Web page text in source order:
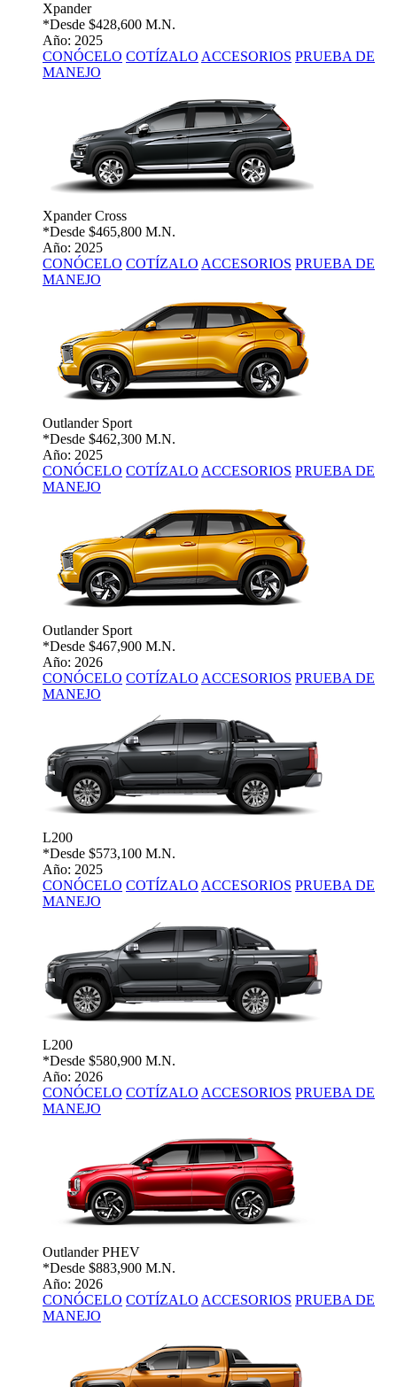
Xpander
*Desde $428,600 M.N.
Año: 2025
CONÓCELO COTÍZALO ACCESORIOS PRUEBA DE
MANEJO
Xpander Cross
*Desde $465,800 M.N.
Año: 2025
CONÓCELO COTÍZALO ACCESORIOS PRUEBA DE
MANEJO
Outlander Sport
*Desde $462,300 M.N.
Año: 2025
CONÓCELO COTÍZALO ACCESORIOS PRUEBA DE
MANEJO
Outlander Sport
*Desde $467,900 M.N.
Año: 2026
CONÓCELO COTÍZALO ACCESORIOS PRUEBA DE
MANEJO
L200
*Desde $573,100 M.N.
Año: 2025
CONÓCELO COTÍZALO ACCESORIOS PRUEBA DE
MANEJO
L200
*Desde $580,900 M.N.
Año: 2026
CONÓCELO COTÍZALO ACCESORIOS PRUEBA DE
MANEJO
Outlander PHEV
*Desde $883,900 M.N.
Año: 2026
CONÓCELO COTÍZALO ACCESORIOS PRUEBA DE
MANEJO